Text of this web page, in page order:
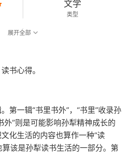
文学
类型
展开全部
书心得。
第一辑“书里书外”，“书里”收录孙
外”则是可能影响孙犁精神成长的
化生活的内容也算作一种“读
算该是孙犁读书生活的一部分。第